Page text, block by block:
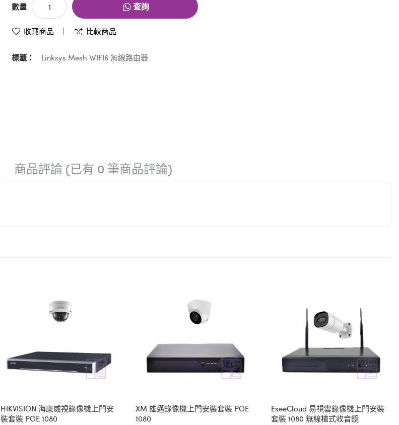
數量 查詢
收藏商品 比較商品
標籤： Linksys Mesh WIFI6 無線路由器
商品評論 (已有 0 筆商品評論)
HIKVISION 海康威視錄像機上門安
裝套裝 POE 1080
XM 雄邁錄像機上門安裝套裝 POE
1080
EseeCloud 易視雲錄像機上門安裝
套裝 1080 無線槍式收音鏡